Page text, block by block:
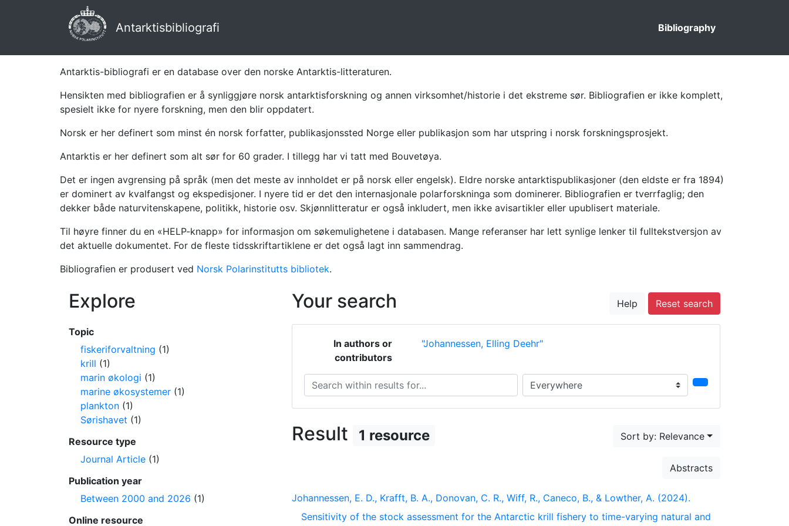
Antarktisbibliografi Bibliography
Antarktis-bibliografi er en database over den norske Antarktis-litteraturen.
Hensikten med bibliografien er å synliggjøre norsk antarktisforskning og annen virksomhet/historie i det ekstreme sør. Bibliografien er ikke komplett,
spesielt ikke for nyere forskning, men den blir oppdatert.
Norsk er her definert som minst én norsk forfatter, publikasjonssted Norge eller publikasjon som har utspring i norsk forskningsprosjekt.
Antarktis er her definert som alt sør for 60 grader. I tillegg har vi tatt med Bouvetøya.
Det er ingen avgrensing på språk (men det meste av innholdet er på norsk eller engelsk). Eldre norske antarktispublikasjoner (den eldste er fra 1894)
er dominert av kvalfangst og ekspedisjoner. I nyere tid er det den internasjonale polarforskninga som dominerer. Bibliografien er tverrfaglig; den
dekker både naturvitenskapene, politikk, historie osv. Skjønnlitteratur er også inkludert, men ikke avisartikler eller upublisert materiale.
Til høyre finner du en «HELP-knapp» for informasjon om søkemulighetene i databasen. Mange referanser har lett synlige lenker til fulltekstversjon av
det aktuelle dokumentet. For de fleste tidsskriftartiklene er det også lagt inn sammendrag.
Bibliografien er produsert ved Norsk Polarinstitutts bibliotek.
Your search Help Reset search
In authors or
contributors
"Johannessen, Elling Deehr"
Search within results for... Search in...
Result 1 resource Sort by: Relevance
Abstracts
Johannessen, E. D., Krafft, B. A., Donovan, C. R., Wiff, R., Caneco, B., & Lowther, A. (2024).
Sensitivity of the stock assessment for the Antarctic krill fishery to time-varying natural and
Explore
Topic
fiskeriforvaltning (1)
krill (1)
marin økologi (1)
marine økosystemer (1)
plankton (1)
Sørishavet (1)
Resource type
Journal Article (1)
Publication year
Between 2000 and 2026 (1)
Online resource